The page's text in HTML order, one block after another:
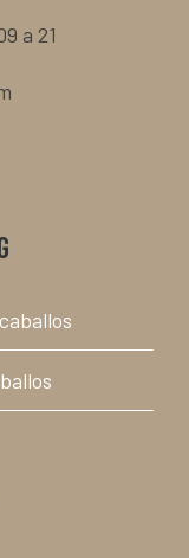
a 21